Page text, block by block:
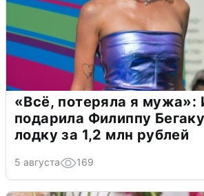
«Всё, потеряла я мужа»:
подарила Филиппу
лодку за 1,2 млн рублей
5 августа 169